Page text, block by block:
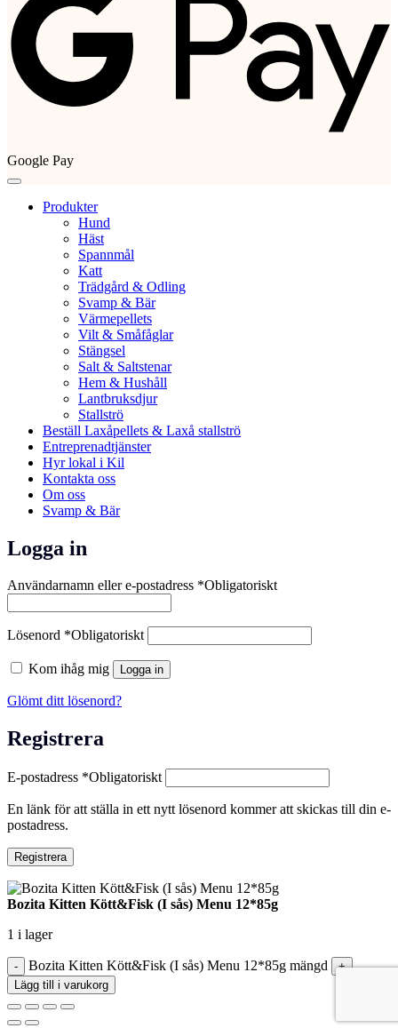
Google Pay
Produkter
Hund
Häst
Spannmål
Katt
Trädgård & Odling
Svamp & Bär
Värmepellets
Vilt & Småfåglar
Stängsel
Salt & Saltstenar
Hem & Hushåll
Lantbruksdjur
Stallströ
Beställ Laxåpellets & Laxå stallströ
Entreprenadtjänster
Hyr lokal i Kil
Kontakta oss
Om oss
Svamp & Bär
Logga in
Användarnamn eller e-postadress *Obligatoriskt
Lösenord *Obligatoriskt
Kom ihåg mig Logga in
Glömt ditt lösenord?
Registrera
E-postadress *Obligatoriskt
En länk för att ställa in ett nytt lösenord kommer att skickas till din e-
postadress.
Registrera
Bozita Kitten Kött&Fisk (I sås) Menu 12*85g
1 i lager
Bozita Kitten Kött&Fisk (I sås) Menu 12*85g mängd
Lägg till i varukorg